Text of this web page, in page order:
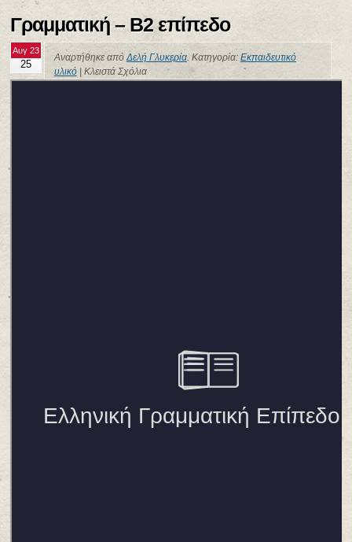
Γραμματική – Β2 επίπεδο
Αυγ 23
25
Αναρτήθηκε απόΔελή Γλυκερία. Κατηγορία: Εκπαιδευτικό
υλικό| Κλειστά Σχόλια